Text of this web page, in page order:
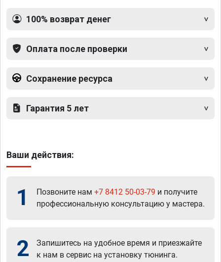
100% возврат денег
Оплата после проверки
Сохранение ресурса
Гарантия 5 лет
Ваши действия:
1 Позвоните нам +7 8412 50-03-79 и получите
профессиональную консультацию у мастера.
2
Запишитесь на удобное время и приезжайте
к нам в сервис на установку тюнинга.